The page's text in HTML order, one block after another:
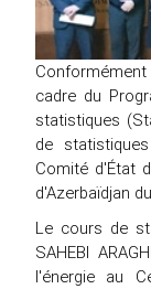
Conformément
cadre du
statistiques
de
Comité d'État
d'Azerbaïdjan
Le cours de
SAHEBI
l'énergie au